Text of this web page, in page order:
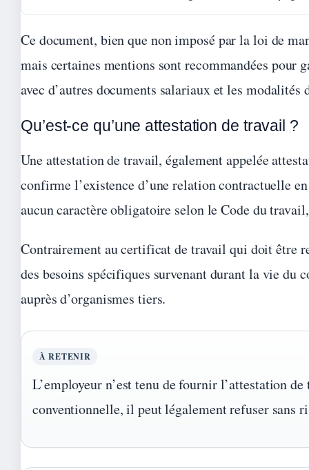
Ce document, bien que non imposé par la loi de
mais certaines mentions sont recommandées pour
avec d’autres documents salariaux et les
Qu’est-ce qu’une attestation de travail ?
Une attestation de travail, également appelée
confirme l’existence d’une relation contractuelle
aucun caractère obligatoire selon le Code du
Contrairement au certificat de travail qui doit être
des besoins spécifiques survenant durant la vie
auprès d’organismes tiers.
À RETENIR
L’employeur n’est tenu de fournir l’attestation
conventionnelle, il peut légalement refuser sans